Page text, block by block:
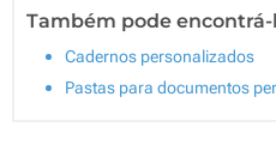
Também pode
Cadernos personalizados
Pastas para documentos